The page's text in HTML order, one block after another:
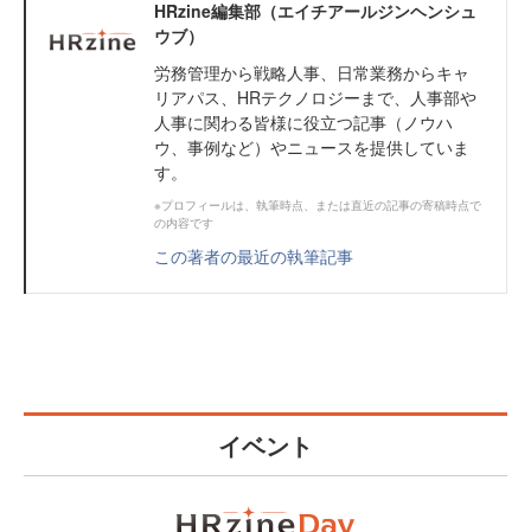
HRzine編集部（エイチアールジンヘンシュ
ウブ）
労務管理から戦略人事、日常業務からキャ
リアパス、HRテクノロジーまで、人事部や
人事に関わる皆様に役立つ記事（ノウハ
ウ、事例など）やニュースを提供していま
す。
※プロフィールは、執筆時点、または直近の記事の寄稿時点で
の内容です
この著者の最近の執筆記事
イベント